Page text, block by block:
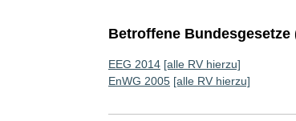
Betroffene Bundesgesetze
EEG 2014 [alle RV hierzu]
EnWG 2005 [alle RV hierzu]